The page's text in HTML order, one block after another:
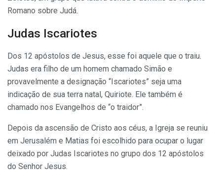
Romano sobre Judá.
Judas Iscariotes
Dos 12 apóstolos de Jesus, esse foi aquele que o traiu.
Judas era filho de um homem chamado Simão e
provavelmente a designação “Iscariotes” seja uma
indicação de sua terra natal, Quiriote. Ele também é
chamado nos Evangelhos de “o traidor”.
Depois da ascensão de Cristo aos céus, a Igreja se reuniu
em Jerusalém e Matias foi escolhido para ocupar o lugar
deixado por Judas Iscariotes no grupo dos 12 apóstolos
do Senhor Jesus.